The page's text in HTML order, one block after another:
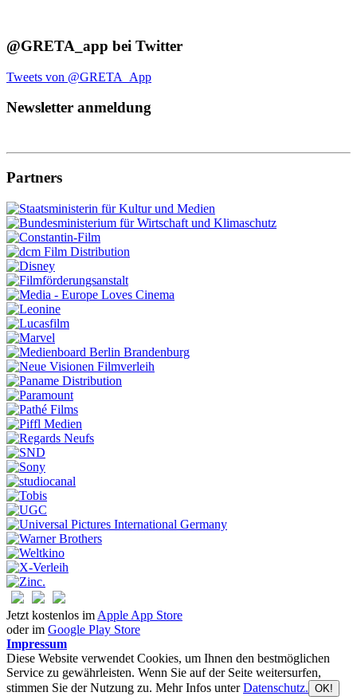
@GRETA_app bei Twitter
Tweets von @GRETA_App
Newsletter anmeldung
Partners
Jetzt kostenlos im Apple App Store
oder im Google Play Store
Impressum
Diese Website verwendet Cookies, um Ihnen den bestmöglichen
Service zu gewährleisten. Wenn Sie auf der Seite weitersurfen,
stimmen Sie der Nutzung zu. Mehr Infos unterDatenschutz. OK!